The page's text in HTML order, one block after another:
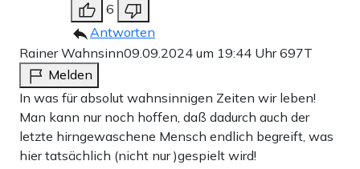
6
Antworten
Rainer Wahnsinn09.09.2024 um 19:44 Uhr697T
Melden
In was für absolut wahnsinnigen Zeiten wir leben!
Man kann nur noch hoffen, daß dadurch auch der
letzte hirngewaschene Mensch endlich begreift, was
hier tatsächlich (nicht nur )gespielt wird!